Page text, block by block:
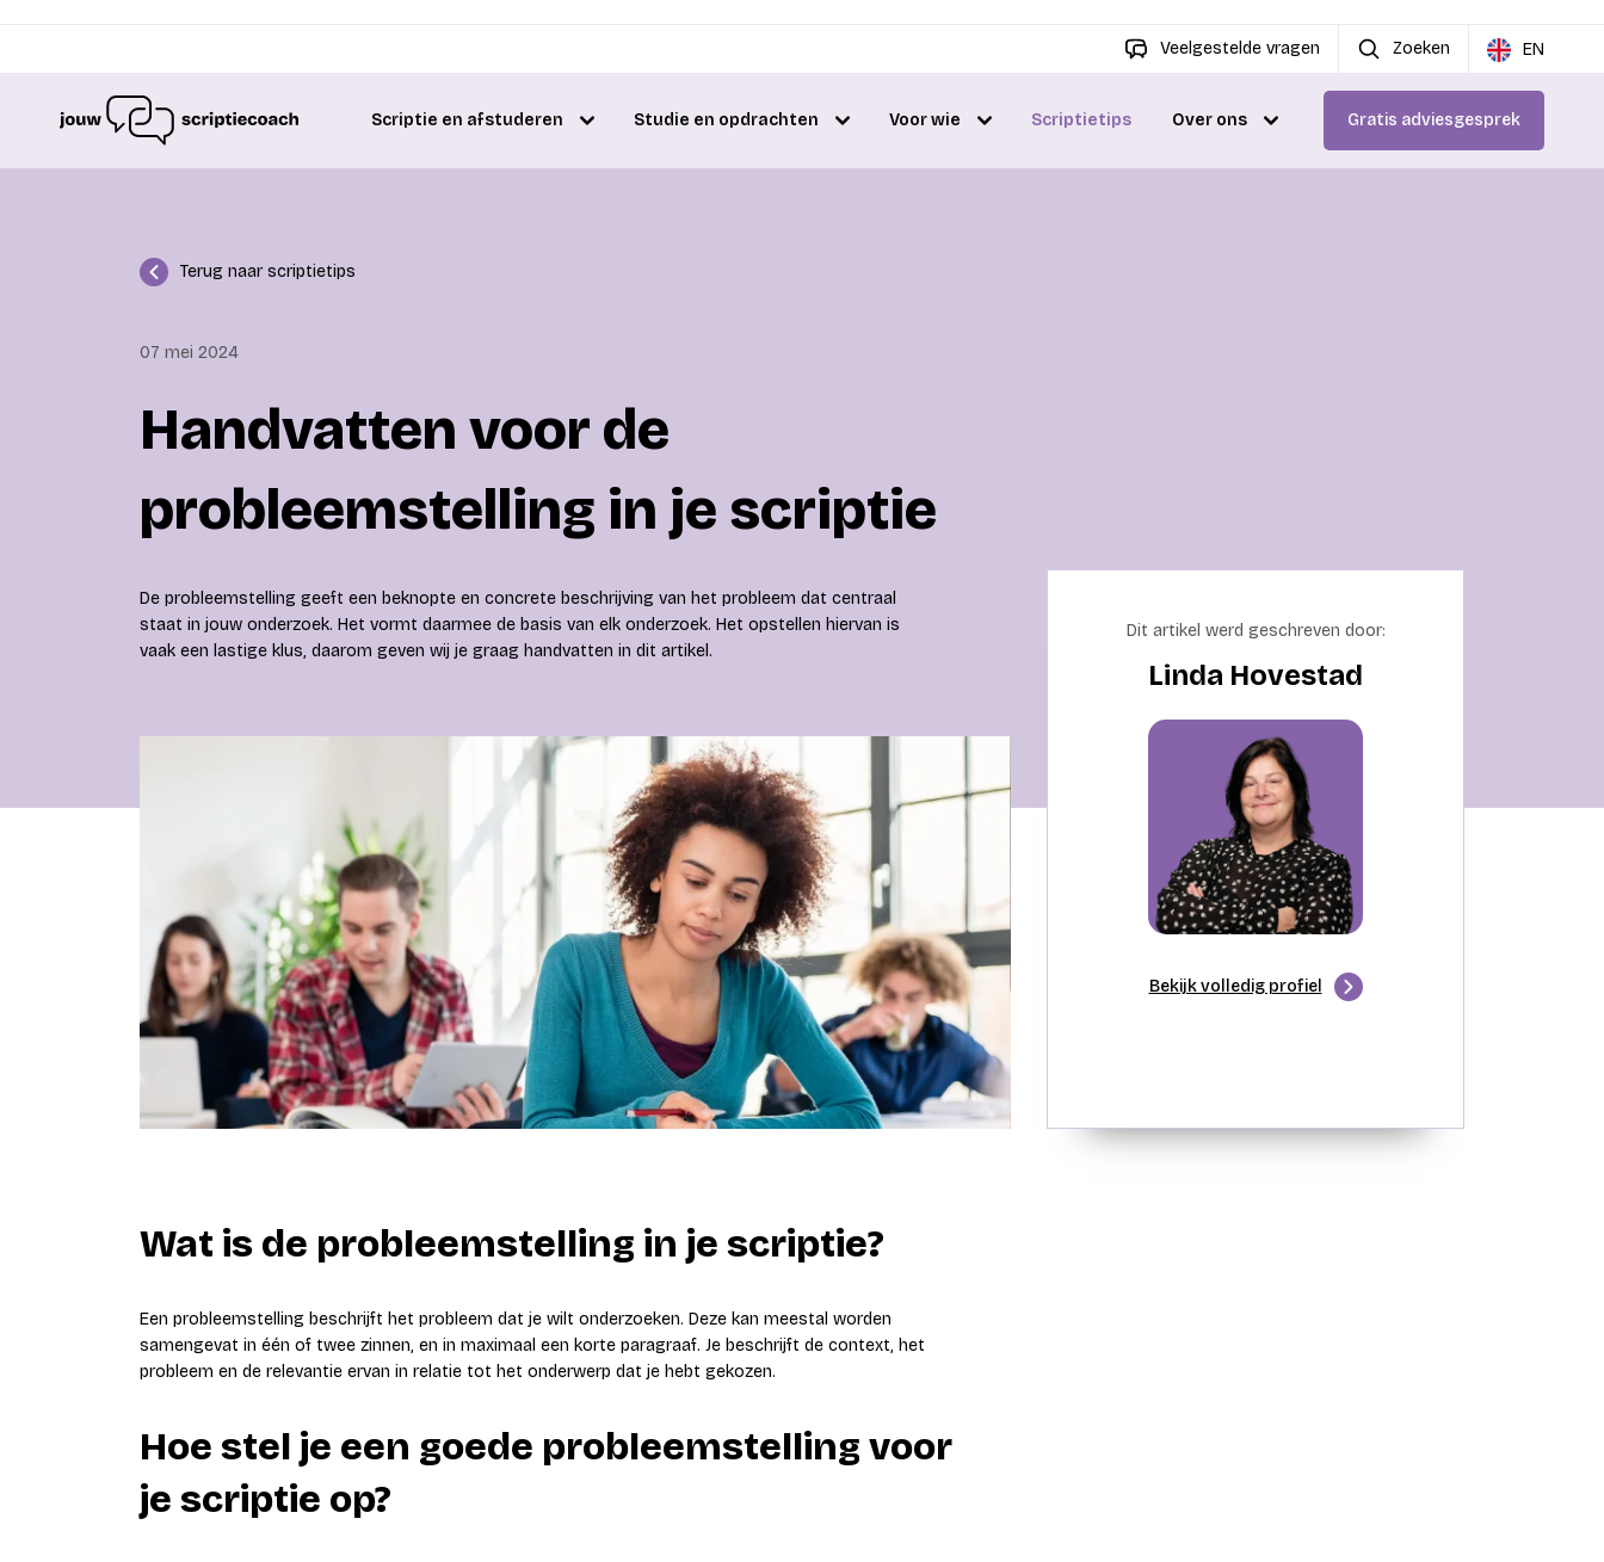
Veelgestelde vragen Zoeken EN
Scriptie en afstuderen Studie en opdrachten Voor wie Scriptietips Over ons Gratis adviesgesprek
Terug naar scriptietips
07 mei 2024
Handvatten voor de
probleemstelling in je scriptie
De probleemstelling geeft een beknopte en concrete beschrijving van het probleem dat centraal
staat in jouw onderzoek. Het vormt daarmee de basis van elk onderzoek. Het opstellen hiervan is
vaak een lastige klus, daarom geven wij je graag handvatten in dit artikel.
Dit artikel werd geschreven door:
Linda Hovestad
Bekijk volledig profiel
Wat is de probleemstelling in je scriptie?
Een probleemstelling beschrijft het probleem dat je wilt onderzoeken. Deze kan meestal worden
samengevat in één of twee zinnen, en in maximaal een korte paragraaf. Je beschrijft de context, het
probleem en de relevantie ervan in relatie tot het onderwerp dat je hebt gekozen.
Hoe stel je een goede probleemstelling voor
je scriptie op?